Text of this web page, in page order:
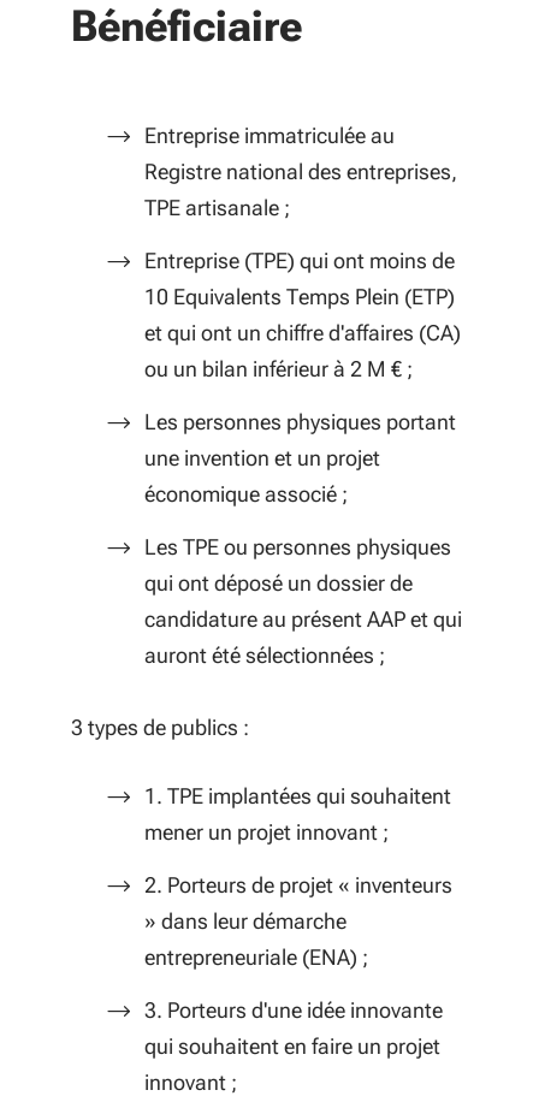
Bénéficiaire
Entreprise immatriculée au
Registre national des entreprises,
TPE artisanale ;
Entreprise (TPE) qui ont moins de
10 Equivalents Temps Plein (ETP)
et qui ont un chiffre d'affaires (CA)
ou un bilan inférieur à 2 M € ;
Les personnes physiques portant
une invention et un projet
économique associé ;
Les TPE ou personnes physiques
qui ont déposé un dossier de
candidature au présent AAP et qui
auront été sélectionnées ;
3 types de publics :
1. TPE implantées qui souhaitent
mener un projet innovant ;
2. Porteurs de projet « inventeurs
» dans leur démarche
entrepreneuriale (ENA) ;
3. Porteurs d'une idée innovante
qui souhaitent en faire un projet
innovant ;